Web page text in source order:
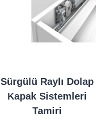
Sürgülü Raylı Dolap
Kapak Sistemleri
Tamiri